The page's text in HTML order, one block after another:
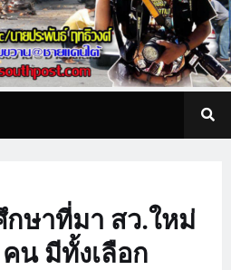
ษาที่มา สว.ใหม่
น มีทั้งเลือก